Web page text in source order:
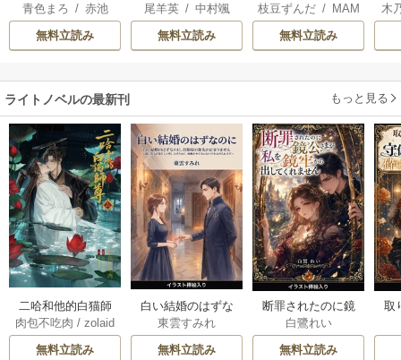
い領地防衛
青色まろ / 赤池
宗/転
無料立読み
はございますが ～
雛宮蝶鼠とりかえ
伝～
尾羊英/ 中村颯
希/ゆき哉
無料立読み
国の姫ですが氷の
皇子殿下がどうも
溺愛してくれてい
枝豆ずんだ/ MAM
AKOTO/鴉羽凛燈
無料立読み
令
木
透
ライトノベルの最新刊 もっと見る
二哈和他的白猫師
尊 5-6巻
肉包不吃肉 /zolaid
a/石原理夏
無料立読み
白い結婚のはずな
のに、旦那様の指
先が止まりません
東雲すみれ
無料立読み
断罪されたのに鏡
公さまが私を鏡牢
から出してくれま
白鷺れい
無料立読み
取